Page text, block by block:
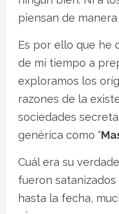
piensan de
Es por ello que he
de mi tiempo a
exploramos los
razones de la
sociedades
genérica como “
Cuál era su
fueron
hasta la fecha,